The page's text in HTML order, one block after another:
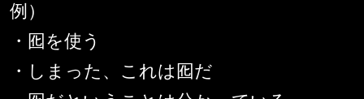
例）
・囮を使う
・しまった、これは囮だ